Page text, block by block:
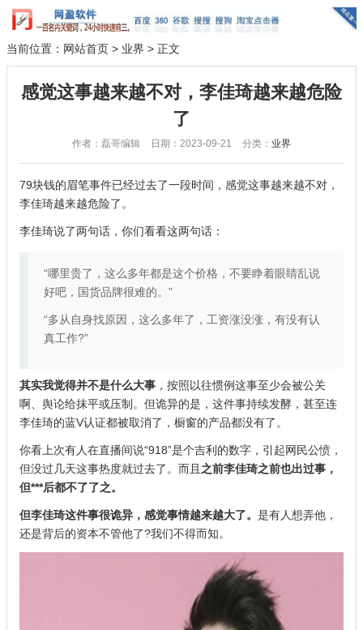
当前位置： 网站首页 > 业界 > 正文
感觉这事越来越不对，李佳琦越来越危险
了
作者：磊哥编辑 日期：2023-09-21 分类： 业界
79块钱的眉笔事件已经过去了一段时间，感觉这事越来越不对，
李佳琦越来越危险了。
李佳琦说了两句话，你们看看这两句话：
“哪里贵了，这么多年都是这个价格，不要睁着眼睛乱说
好吧，国货品牌很难的。”
“多从自身找原因，这么多年了，工资涨没涨，有没有认
真工作?”
其实我觉得并不是什么大事 ，按照以往惯例这事至少会被公关
啊、舆论给抹平或压制。但诡异的是，这件事持续发酵，甚至连
李佳琦的蓝V认证都被取消了，橱窗的产品都没有了。
你看上次有人在直播间说“918”是个吉利的数字，引起网民公愤，
但没过几天这事热度就过去了。而且 之前李佳琦之前也出过事，
但***后都不了了之。
但李佳琦这件事很诡异，感觉事情越来越大了。 是有人想弄他，
还是背后的资本不管他了?我们不得而知。